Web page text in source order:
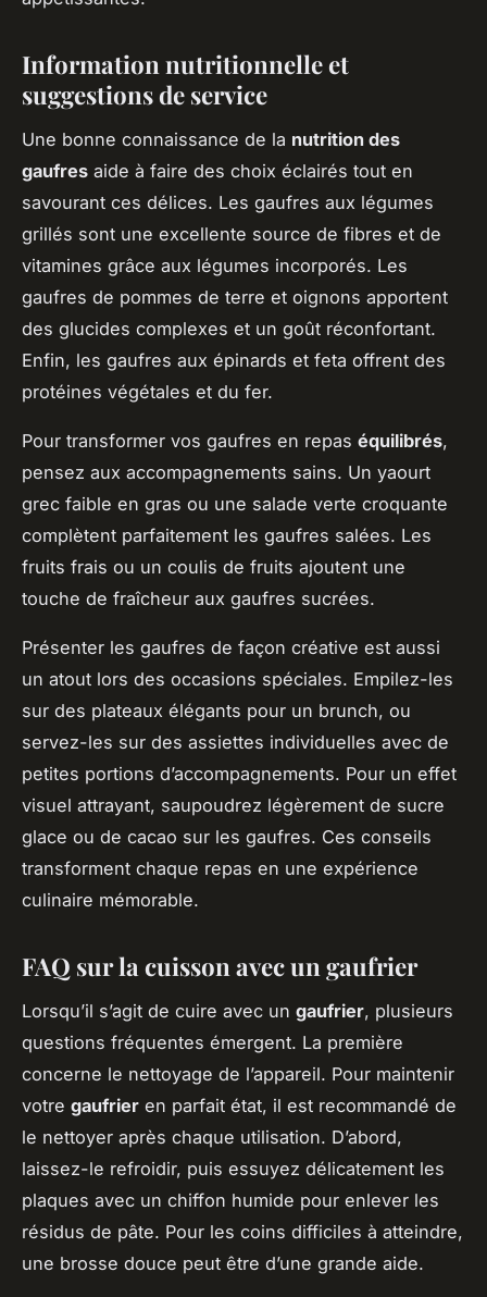
Information nutritionnelle et
suggestions de service
Une bonne connaissance de la nutrition des
gaufres aide à faire des choix éclairés tout en
savourant ces délices. Les gaufres aux légumes
grillés sont une excellente source de fibres et de
vitamines grâce aux légumes incorporés. Les
gaufres de pommes de terre et oignons apportent
des glucides complexes et un goût réconfortant.
Enfin, les gaufres aux épinards et feta offrent des
protéines végétales et du fer.
Pour transformer vos gaufres en repas équilibrés,
pensez aux accompagnements sains. Un yaourt
grec faible en gras ou une salade verte croquante
complètent parfaitement les gaufres salées. Les
fruits frais ou un coulis de fruits ajoutent une
touche de fraîcheur aux gaufres sucrées.
Présenter les gaufres de façon créative est aussi
un atout lors des occasions spéciales. Empilez-les
sur des plateaux élégants pour un brunch, ou
servez-les sur des assiettes individuelles avec de
petites portions d’accompagnements. Pour un effet
visuel attrayant, saupoudrez légèrement de sucre
glace ou de cacao sur les gaufres. Ces conseils
transforment chaque repas en une expérience
culinaire mémorable.
FAQ sur la cuisson avec un gaufrier
Lorsqu’il s’agit de cuire avec un gaufrier, plusieurs
questions fréquentes émergent. La première
concerne le nettoyage de l’appareil. Pour maintenir
votre gaufrier en parfait état, il est recommandé de
le nettoyer après chaque utilisation. D’abord,
laissez-le refroidir, puis essuyez délicatement les
plaques avec un chiffon humide pour enlever les
résidus de pâte. Pour les coins difficiles à atteindre,
une brosse douce peut être d’une grande aide.